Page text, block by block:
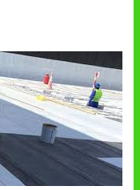
شركة
عزل
اسطح
مبلطه
بجدة